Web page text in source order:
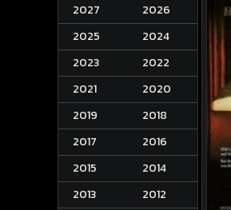
2027
2026
2025
2024
2023
2022
2021
2020
2019
2018
2017
2016
2015
2014
2013
2012